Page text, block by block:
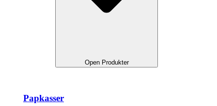
Open Produkter
Papkasser